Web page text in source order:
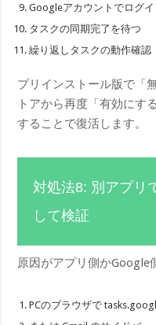
Googleアカウントでログイ
タスクの同期完了を待つ
繰り返しタスクの動作確認
プリインストール版で「
トアから再度「有効にす
することで復活します。
対処法8: 別アプリ
して検証
原因がアプリ側かGoogle
PCのブラウザで